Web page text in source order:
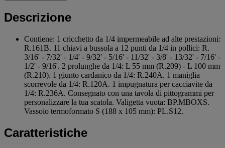
Descrizione
Contiene: 1 cricchetto da 1/4 impermeabile ad alte prestazioni:
R.161B. 11 chiavi a bussola a 12 punti da 1/4 in pollici: R.
3/16' - 7/32' - 1/4' - 9/32' - 5/16' - 11/32' - 3/8' - 13/32' - 7/16' -
1/2' - 9/16'. 2 prolunghe da 1/4: L 55 mm (R.209) - L 100 mm
(R.210). 1 giunto cardanico da 1/4: R.240A. 1 maniglia
scorrevole da 1/4: R.120A. 1 impugnatura per cacciavite da
1/4: R.236A. Consegnato con una tavola di pittogrammi per
personalizzare la tua scatola. Valigetta vuota: BP.MBOXS.
Vassoio termoformato S (188 x 105 mm): PL.S12.
Caratteristiche